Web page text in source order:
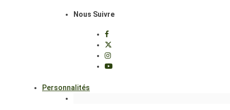
Nous Suivre
Personnalités